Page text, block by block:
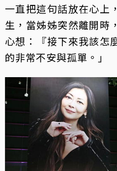
一直把這句話放在心上
生，當姊姊突然離開時
心想：『接下來我該怎
的非常不安與孤單。」